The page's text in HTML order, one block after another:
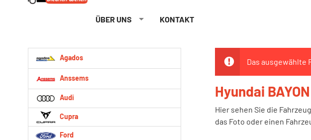
ÜBER UNS KONTAKT
Das ausgewählte
Hyundai BAYON
Hier sehen Sie die
das Foto oder einen
Agados
Anssems
Audi
Cupra
Ford